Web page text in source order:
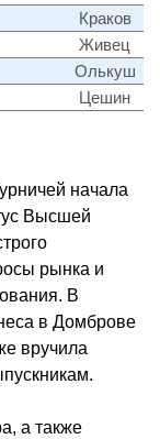
Краков
Живец
Олькуш
Цешин
начала
Высшей
рынка и
В
в Домброве
вручила
а также